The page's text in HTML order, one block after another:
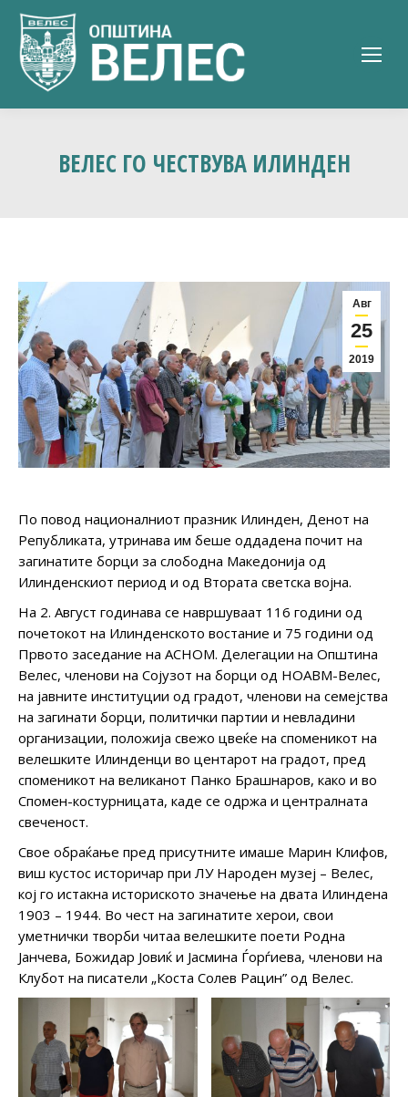
ВЕЛЕС ГО ЧЕСТВУВА ИЛИНДЕН
Авг
25
2019
По повод националниот празник Илинден, Денот на
Републиката, утринава им беше оддадена почит на
загинатите борци за слободна Македонија од
Илинденскиот период и од Втората светска војна.
На 2. Август годинава се навршуваат 116 години од
почетокот на Илинденското востание и 75 години од
Првото заседание на АСНОМ. Делегации на Општина
Велес, членови на Сојузот на борци од НОАВМ-Велес,
на јавните институции од градот, членови на семејства
на загинати борци, политички партии и невладини
организации, положија свежо цвеќе на споменикот на
велешките Илинденци во центарот на градот, пред
споменикот на великанот Панко Брашнаров, како и во
Спомен-костурницата, каде се одржа и централната
свеченост.
Свое обраќање пред присутните имаше Марин Клифов,
виш кустос историчар при ЛУ Народен музеј – Велес,
кој го истакна историското значење на двата Илиндена
1903 – 1944. Во чест на загинатите херои, свои
уметнички творби читаа велешките поети Родна
Јанчева, Божидар Јовиќ и Јасмина Ѓорѓиева, членови на
Клубот на писатели „Коста Солев Рацин” од Велес.